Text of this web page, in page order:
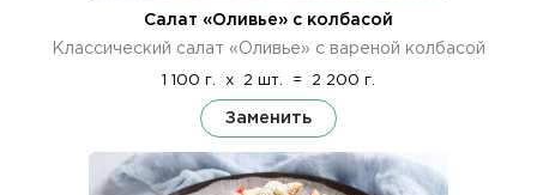
Салат «Оливье» с колбасой
Классический салат «Оливье» с вареной колбасой
1 100 г. x 2 шт. = 2 200 г.
Заменить